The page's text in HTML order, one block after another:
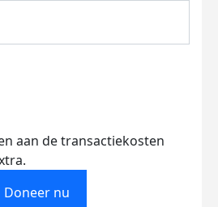
aan de transactiekosten
Doneer nu